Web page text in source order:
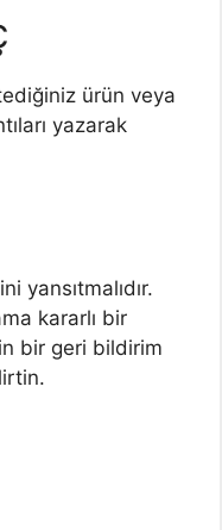
ürün veya
yazarak
yansıtmalıdır.
kararlı bir
bir geri bildirim